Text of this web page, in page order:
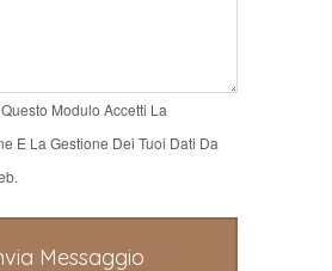
Modulo Accetti La
E La Gestione Dei Tuoi Dati Da